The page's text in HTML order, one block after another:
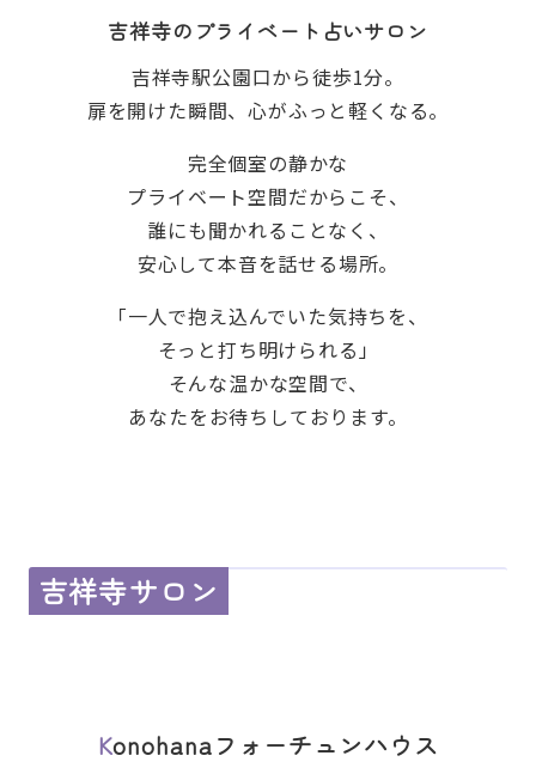
吉祥寺のプライベート占いサロン
吉祥寺駅公園口から徒歩1分。
扉を開けた瞬間、心がふっと軽くなる。
完全個室の静かな
プライベート空間だからこそ、
誰にも聞かれることなく、
安心して本音を話せる場所。
「一人で抱え込んでいた気持ちを、
そっと打ち明けられる」
そんな温かな空間で、
あなたをお待ちしております。
吉祥寺サロン
Konohanaフォーチュンハウス